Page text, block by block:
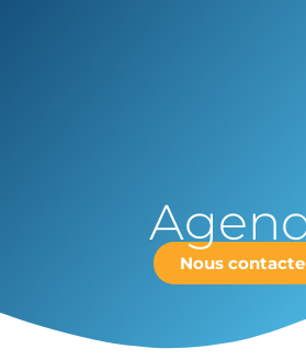
Nous
« Tous les Évènements